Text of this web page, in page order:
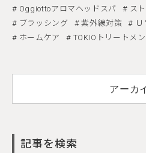
Oggiottoアロマヘッドスパ
ス
ブラッシング
紫外線対策 Ｕ
ホームケア
TOKIOトリートメ
アーカ
記事を検索